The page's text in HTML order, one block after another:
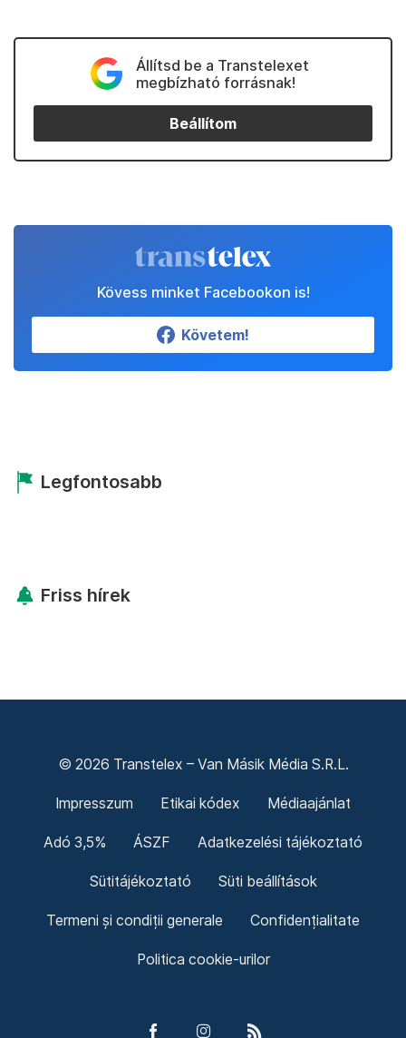
Állítsd be a Transtelexet
megbízható forrásnak!
Beállítom
Kövess minket Facebookon is!
Követem!
Legfontosabb
Friss hírek
© 2026 Transtelex – Van Másik Média S.R.L.
Impresszum Etikai kódex Médiaajánlat
Adó 3,5% ÁSZF Adatkezelési tájékoztató
Sütitájékoztató Süti beállítások
Termeni și condiții generale Confidențialitate
Politica cookie-urilor